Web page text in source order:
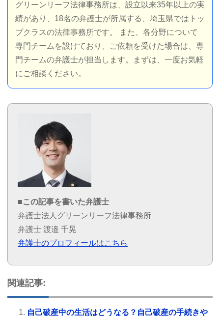
グリーンリーフ法律事務所は、設立以来35年以上の実
績があり、18名の弁護士が所属する、埼玉県ではトッ
プクラスの法律事務所です。 また、各分野について
専門チームを設けており、ご依頼を受けた場合は、専
門チームの弁護士が担当します。まずは、一度お気軽
にご相談ください。
■この記事を書いた弁護士
弁護士法人グリーンリーフ法律事務所
弁護士 渡邉 千晃
弁護士のプロフィールはこちら
関連記事:
自己破産中の生活はどうなる？自己破産の手続きや